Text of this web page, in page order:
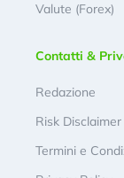
Valute (Forex)
Contatti &
Redazione
Risk Disclaimer
Termini e